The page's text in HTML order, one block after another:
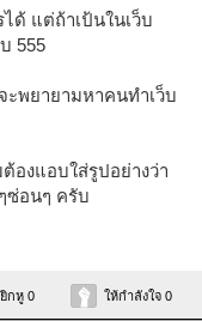
ด้ แต่ถ้าเป้นในเว็บ
555
พยายามหาคนทำเว็บ
งแอบใส่รูปอย่างว่า
ซ่อนๆ ครับ
กหู 0 ให้กำลังใจ 0